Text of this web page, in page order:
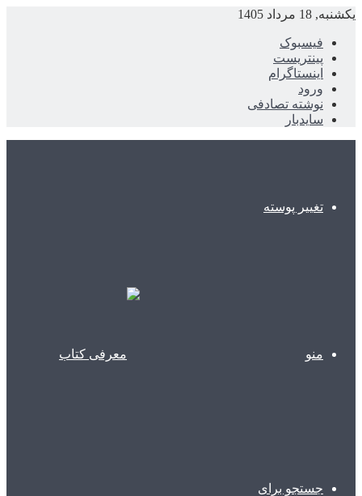
یکشنبه, 18 مرداد 1405
فیسبوک
پینتریست
اینستاگرام
ورود
نوشته تصادفی
سایدبار
تغییر پوسته
منو
جستجو برای